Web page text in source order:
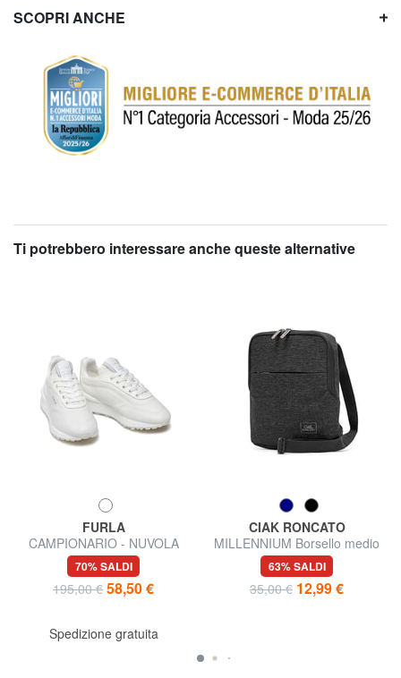
SCOPRI ANCHE
Ti potrebbero interessare anche queste alternative
FURLA
CAMPIONARIO - NUVOLA
Sneakers in pelle
70% SALDI
195,00 € 58,50 €
Spedizione gratuita
CIAK RONCATO
MILLENNIUM Borsello medio
63% SALDI
35,00 € 12,99 €